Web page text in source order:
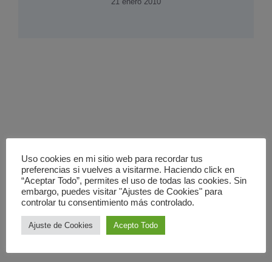
Uso cookies en mi sitio web para recordar tus
preferencias si vuelves a visitarme. Haciendo click en
“Aceptar Todo”, permites el uso de todas las cookies. Sin
embargo, puedes visitar "Ajustes de Cookies" para
controlar tu consentimiento más controlado.
Ajuste de Cookies Acepto Todo